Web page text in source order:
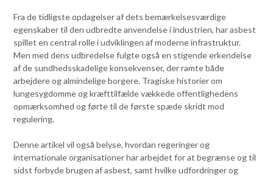
Fra de tidligste opdagelser af dets bemærkelsesværdige
egenskaber til den udbredte anvendelse i industrien, har asbest
spillet en central rolle i udviklingen af moderne infrastruktur.
Men med dens udbredelse fulgte også en stigende erkendelse
af de sundhedsskadelige konsekvenser, der ramte både
arbejdere og almindelige borgere. Tragiske historier om
lungesygdomme og kræfttilfælde vækkede offentlighedens
opmærksomhed og førte til de første spæde skridt mod
regulering.
Denne artikel vil også belyse, hvordan regeringer og
internationale organisationer har arbejdet for at begrænse og til
sidst forbyde brugen af asbest, samt hvilke udfordringer og